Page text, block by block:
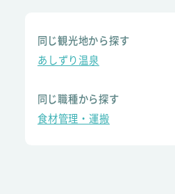
同じ観光地から探す
あしずり温泉
同じ職種から探す
食材管理・運搬